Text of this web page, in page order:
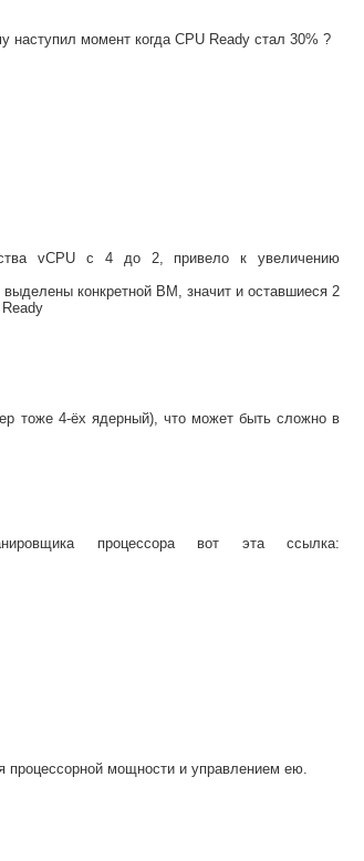
наступил момент когда CPU Ready стал 30% ?
vCPU с 4 до 2, привело к увеличению
конкретной ВМ, значит и оставшиеся 2
тоже 4-ёх ядерный), что может быть сложно в
процессора вот эта ссылка:
процессорной мощности и управлением ею.